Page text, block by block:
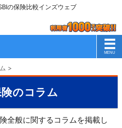
の保険比較インズウェブ
>
のコラム
全般に関するコラムを掲載し